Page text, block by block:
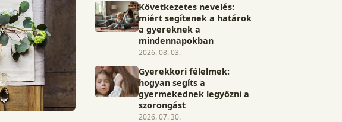
Következetes nevelés:
miért segítenek a határok
a gyereknek a
mindennapokban
2026. 08. 03.
Gyerekkori félelmek:
hogyan segíts a
gyermekednek legyőzni a
szorongást
2026. 07. 30.